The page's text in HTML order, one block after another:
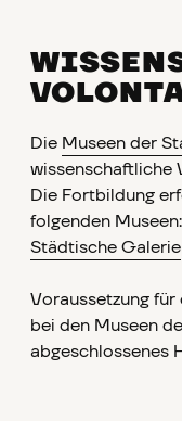
Die Museen der
wissenschaftliche
Die Fortbildung
folgenden
Städtische Galerie
Voraussetzung
bei den Museen
abgeschlossenes